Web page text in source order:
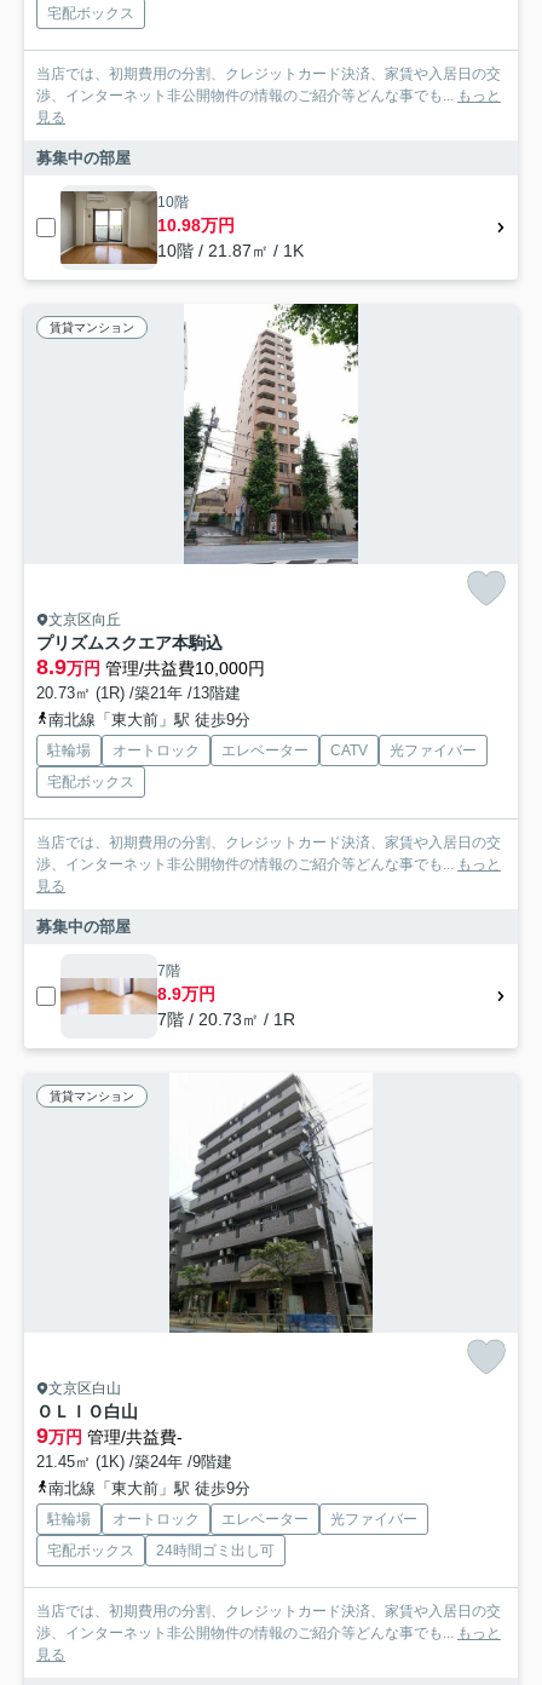
宅配ボックス
当店では、初期費用の分割、クレジットカード決済、家賃や入居日の交
渉、インターネット非公開物件の情報のご紹介等どんな事でも... もっと
見る
募集中の部屋
10階
10.98万円
10階 / 21.87㎡ / 1K
賃貸マンション
文京区向丘
プリズムスクエア本駒込
8.9万円 管理/共益費10,000円
20.73㎡ (1R) /築21年 /13階建
南北線「東大前」駅 徒歩9分
駐輪場 オートロック エレベーター CATV
光ファイバー
宅配ボックス
当店では、初期費用の分割、クレジットカード決済、家賃や入居日の交
渉、インターネット非公開物件の情報のご紹介等どんな事でも... もっと
見る
募集中の部屋
7階
8.9万円
7階 / 20.73㎡ / 1R
賃貸マンション
文京区白山
ＯＬＩＯ白山
9万円 管理/共益費-
21.45㎡ (1K) /築24年 /9階建
南北線「東大前」駅 徒歩9分
駐輪場 オートロック エレベーター
光ファイバー
宅配ボックス
24時間ゴミ出し可
当店では、初期費用の分割、クレジットカード決済、家賃や入居日の交
渉、インターネット非公開物件の情報のご紹介等どんな事でも... もっと
見る